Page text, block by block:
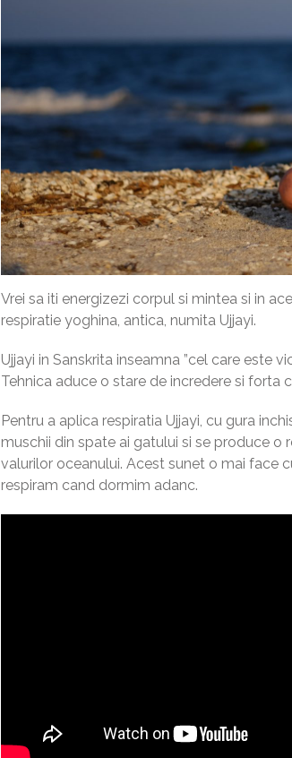
Vrei sa iti energizezi corpul si mintea si in
respiratie yoghina, antica, numita Ujjayi.
Ujjayi in Sanskrita inseamna ”cel care este
Tehnica aduce o stare de incredere si forta
Pentru a aplica respiratia Ujjayi, cu gura
muschii din spate ai gatului si se produce o
valurilor oceanului. Acest sunet o mai face
respiram cand dormim adanc.